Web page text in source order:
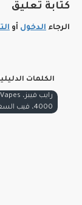
كتابة تعليق
الرجاء الدخول أو
الكلمات
4000، فيب السعودية، البروفيسور فيب